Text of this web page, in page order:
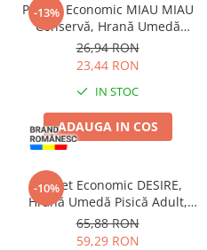
-13%
Pachet Economic MIAU MIAU
Conservă, Hrană Umedă
Pisică Adult, Vită, 6x415g
26,94 RON
23,44 RON
IN STOC
ADAUGA IN COS
-10%
Pachet Economic DESIRE,
Hrană Umedă Pisică Adult,
Ton File în Supă, 12x70g
65,88 RON
59,29 RON